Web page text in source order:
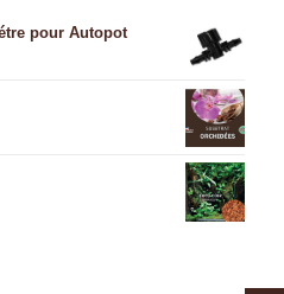
pour Autopot